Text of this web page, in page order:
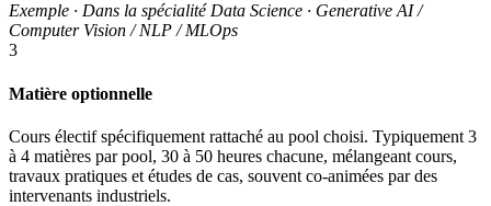
Exemple · Dans la spécialité Data Science · Generative AI /
Computer Vision / NLP / MLOps
3
Matière optionnelle
Cours électif spécifiquement rattaché au pool choisi. Typiquement 3
à 4 matières par pool, 30 à 50 heures chacune, mélangeant cours,
travaux pratiques et études de cas, souvent co-animées par des
intervenants industriels.